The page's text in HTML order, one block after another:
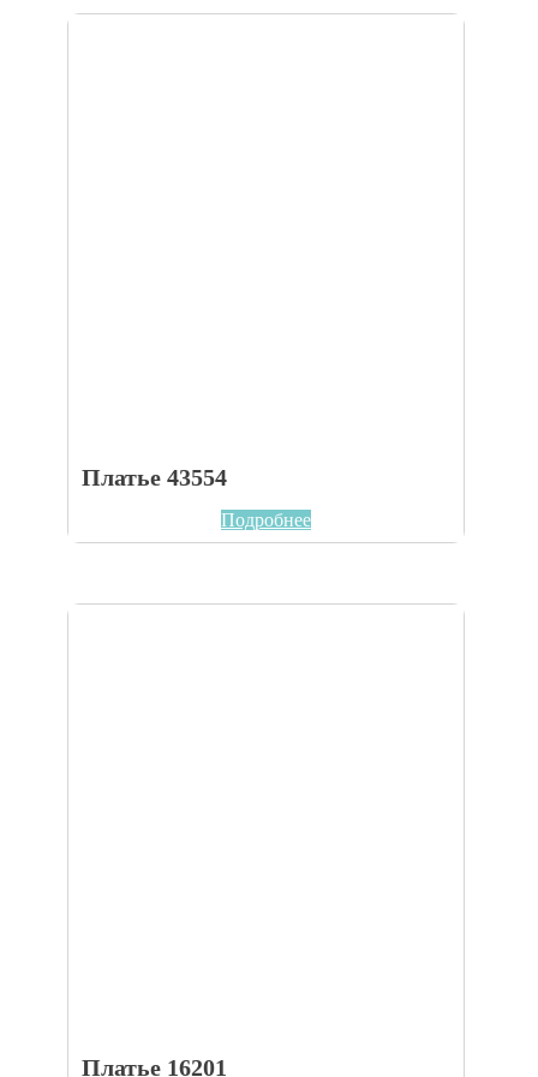
Платье 43554
Подробнее
Платье 16201